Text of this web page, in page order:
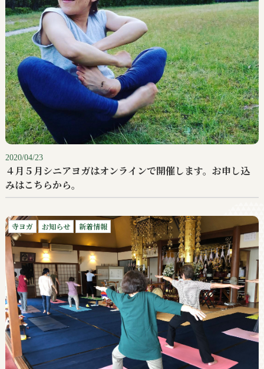
2020/04/23
４月５月シニアヨガはオンラインで開催します。お申し込
みはこちらから。
寺ヨガ お知らせ 新着情報